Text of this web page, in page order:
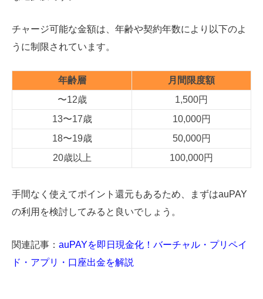
チャージ可能な金額は、年齢や契約年数により以下のよ
うに制限されています。
年齢層
月間限度額
〜12歳
1,500円
13〜17歳
10,000円
18〜19歳
50,000円
20歳以上
100,000円
手間なく使えてポイント還元もあるため、まずはauPAY
の利用を検討してみると良いでしょう。
関連記事： auPAYを即日現金化！バーチャル・プリペイ
ド・アプリ・口座出金を解説